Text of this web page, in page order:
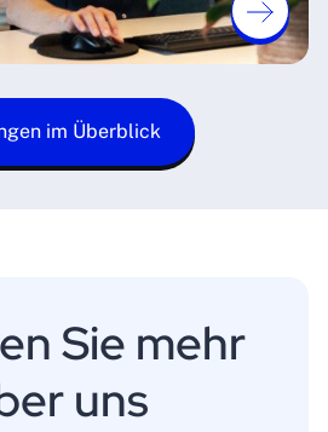
im Überblick
Sie mehr
uns